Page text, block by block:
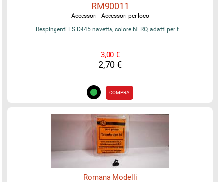
RM90011
Accessori - Accessori per loco
Respingenti FS D445 navetta, colore NERO, adatti per t…
3,00 €
2,70 €
COMPRA
Romana Modelli